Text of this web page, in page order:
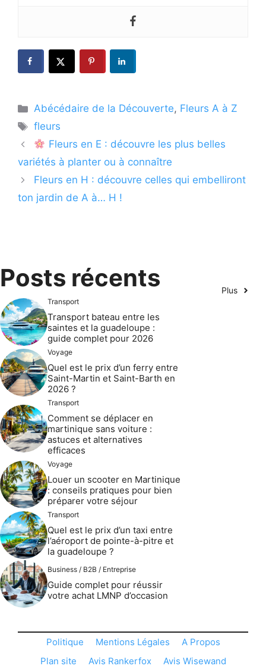
Catégories
Abécédaire de la Découverte, Fleurs A à Z
Étiquettes
fleurs
Fleurs en E : découvre les plus belles
variétés à planter ou à connaître
Fleurs en H : découvre celles qui embelliront
ton jardin de A à… H !
Posts récents Plus
Transport
Transport bateau entre les
saintes et la guadeloupe :
guide complet pour 2026
Voyage
Quel est le prix d’un ferry entre
Saint-Martin et Saint-Barth en
2026 ?
Transport
Comment se déplacer en
martinique sans voiture :
astuces et alternatives
efficaces
Voyage
Louer un scooter en Martinique
: conseils pratiques pour bien
préparer votre séjour
Transport
Quel est le prix d’un taxi entre
l’aéroport de pointe-à-pitre et
la guadeloupe ?
Business / B2B / Entreprise
Guide complet pour réussir
votre achat LMNP d’occasion
Politique Mentions Légales
A Propos
Plan site
Avis Rankerfox Avis Wisewand